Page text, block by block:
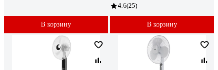
В корзину
4.6(25)
В корзину